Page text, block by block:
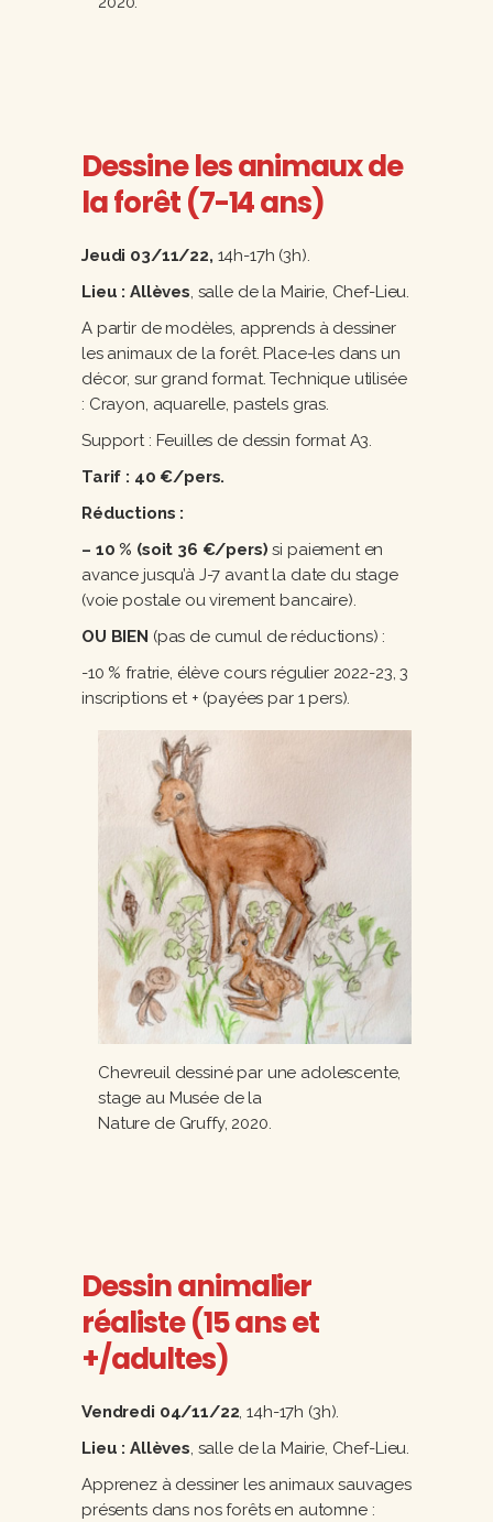
Dessine les animaux de
la forêt (7-14 ans)
Jeudi 03/11/22, 14h-17h (3h).
Lieu : Allèves, salle de la Mairie, Chef-Lieu.
A partir de modèles, apprends à dessiner
les animaux de la forêt. Place-les dans un
décor, sur grand format. Technique utilisée
: Crayon, aquarelle, pastels gras.
Support : Feuilles de dessin format A3.
Tarif : 40 €/pers.
Réductions :
– 10 % (soit 36 €/pers)si paiement en
avance jusqu’à J-7 avant la date du stage
(voie postale ou virement bancaire).
OU BIEN (pas de cumul de réductions) :
-10 % fratrie, élève cours régulier 2022-23, 3
inscriptions et + (payées par 1 pers).
Chevreuil dessiné par une adolescente,
stage au Musée de la
Nature de Gruffy, 2020.
Dessin animalier
réaliste (15 ans et
+/adultes)
Vendredi 04/11/22, 14h-17h (3h).
Lieu : Allèves, salle de la Mairie, Chef-Lieu.
Apprenez à dessiner les animaux sauvages
présents dans nos forêts en automne :